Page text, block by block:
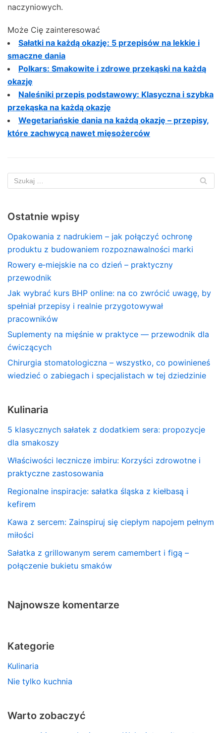
naczyniowych.
Może Cię zainteresować
Sałatki na każdą okazję: 5 przepisów na lekkie i
smaczne dania
Polkars: Smakowite i zdrowe przekąski na każdą
okazję
Naleśniki przepis podstawowy: Klasyczna i szybka
przekąska na każdą okazję
Wegetariańskie dania na każdą okazję – przepisy,
które zachwycą nawet mięsożerców
Ostatnie wpisy
Opakowania z nadrukiem – jak połączyć ochronę
produktu z budowaniem rozpoznawalności marki
Rowery e‑miejskie na co dzień – praktyczny
przewodnik
Jak wybrać kurs BHP online: na co zwrócić uwagę, by
spełniał przepisy i realnie przygotowywał
pracowników
Suplementy na mięśnie w praktyce — przewodnik dla
ćwiczących
Chirurgia stomatologiczna – wszystko, co powinieneś
wiedzieć o zabiegach i specjalistach w tej dziedzinie
Kulinaria
5 klasycznych sałatek z dodatkiem sera: propozycje
dla smakoszy
Właściwości lecznicze imbiru: Korzyści zdrowotne i
praktyczne zastosowania
Regionalne inspiracje: sałatka śląska z kiełbasą i
kefirem
Kawa z sercem: Zainspiruj się ciepłym napojem pełnym
miłości
Sałatka z grillowanym serem camembert i figą –
połączenie bukietu smaków
Najnowsze komentarze
Kategorie
Kulinaria
Nie tylko kuchnia
Warto zobaczyć